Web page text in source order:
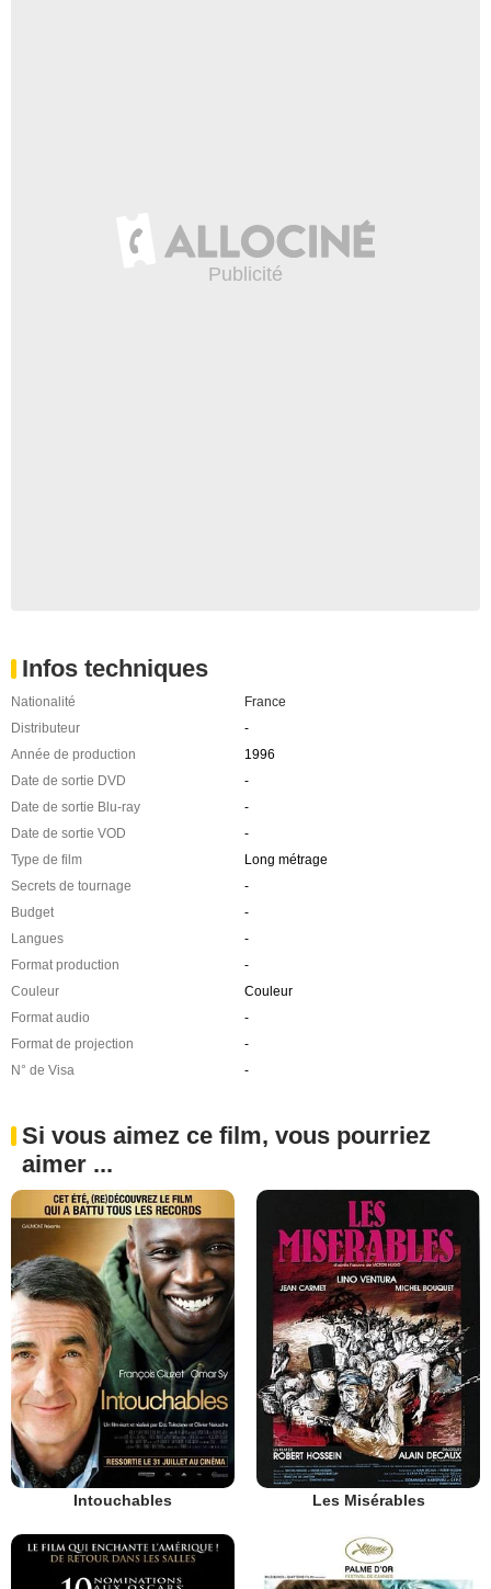
Infos techniques
Nationalité
France
Distributeur
-
Année de production
1996
Date de sortie DVD
-
Date de sortie Blu-ray
-
Date de sortie VOD
-
Type de film
Long métrage
Secrets de tournage
-
Budget
-
Langues
-
Format production
-
Couleur
Couleur
Format audio
-
Format de projection
-
N° de Visa
-
Si vous aimez ce film, vous pourriez
aimer ...
Intouchables Les Misérables